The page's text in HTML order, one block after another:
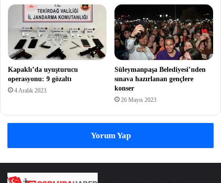
Kapaklı’da uyuşturucu
operasyonu: 9 gözaltı
4 Aralık 2023
Süleymanpaşa Belediyesi’nden
sınava hazırlanan gençlere
konser
26 Mayıs 2023
Yorum Yap